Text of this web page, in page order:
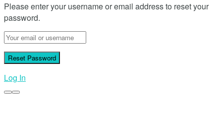
Please enter your username or email address to reset your
password.
Log In